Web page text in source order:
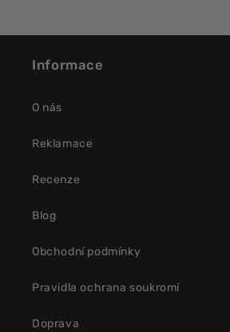
Informace
O nás
Reklamace
Recenze
Blog
Obchodní podmínky
Pravidla ochrana soukromí
Doprava